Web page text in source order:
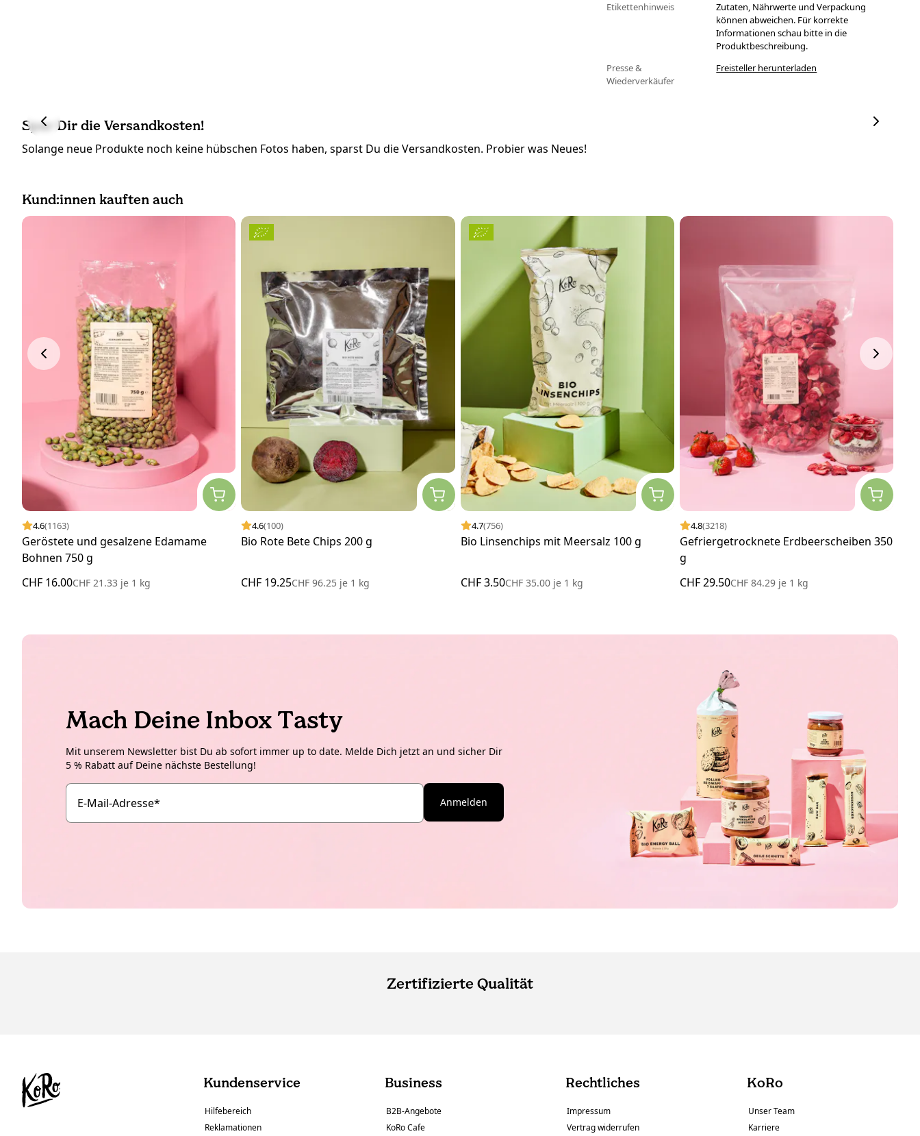
Etikettenhinweis
Zutaten, Nährwerte und Verpackung
können abweichen. Für korrekte
Informationen schau bitte in die
Produktbeschreibung.
Presse &
Wiederverkäufer
Freisteller herunterladen
Spar Dir die Versandkosten!
Solange neue Produkte noch keine hübschen Fotos haben, sparst Du die Versandkosten. Probier was Neues!
Kund:innen kauften auch
4.6(1163)
Geröstete und gesalzene Edamame
Bohnen 750 g
CHF 16.00CHF 21.33 je 1 kg
4.6(100)
Bio Rote Bete Chips 200 g
CHF 19.25CHF 96.25 je 1 kg
4.7(756)
Bio Linsenchips mit Meersalz 100 g
CHF 3.50CHF 35.00 je1 kg
4.8(3218)
Gefriergetrocknete Erdbeerscheiben 350
g
CHF 29.50CHF 84.29 je1 kg
Mach Deine Inbox Tasty
Mit unserem Newsletter bist Du ab sofort immer up to date. Melde Dich jetzt an und sicher Dir
5 % Rabatt auf Deine nächste Bestellung!
E-Mail-Adresse* Anmelden
Zertifizierte Qualität
Kundenservice
Hilfebereich
Reklamationen
Business
B2B-Angebote
KoRo Cafe
Rechtliches
Impressum
Vertrag widerrufen
KoRo
Unser Team
Karriere